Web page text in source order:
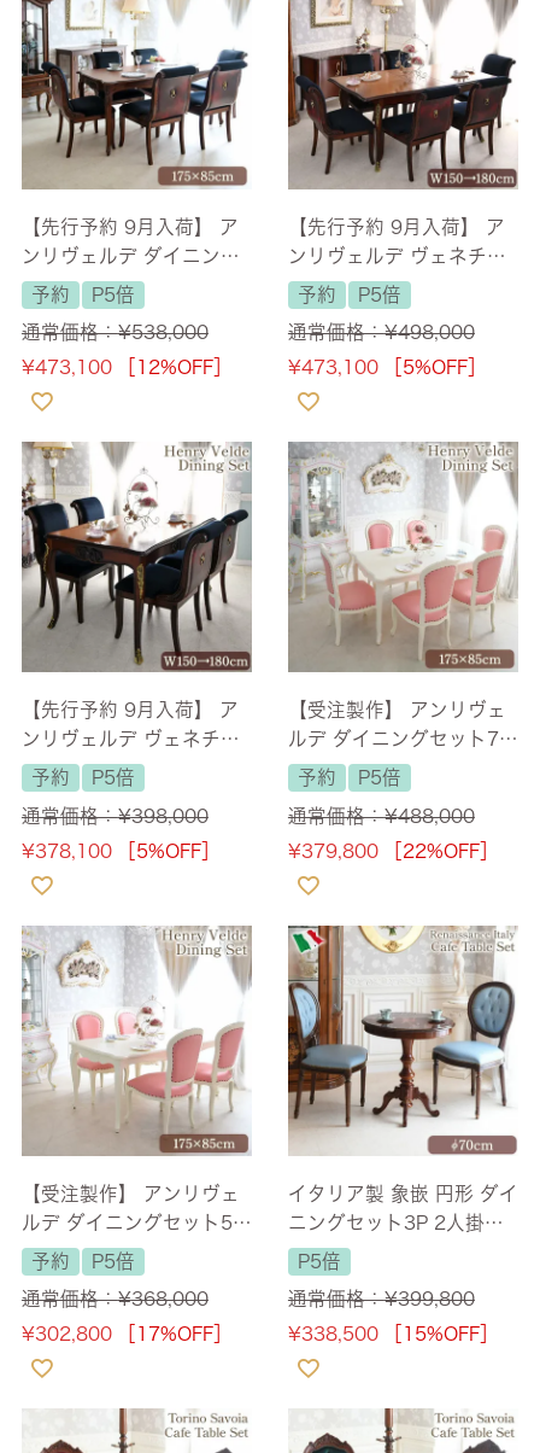
【先行予約 9月入荷】 ア
ンリヴェルデ ダイニング
セット7P 6人掛け ブラウ
ン ハンドルチェア 幅175
cm 【送料無料/設置サー
ビス付】
予約
P5倍
通常価格：¥538,000
¥473,100 ［12%OFF］
【先行予約 9月入荷】 ア
ンリヴェルデ ヴェネチア
ン 伸長式ダイニングセッ
ト ハンドルチェア 6人掛
け 幅150→180cm 【送料
無料/設置サービス付】
予約
P5倍
通常価格：¥498,000
¥473,100 ［5%OFF］
【先行予約 9月入荷】 ア
ンリヴェルデ ヴェネチア
ン 伸長式ダイニングセッ
ト ハンドルチェア 4人掛
け 幅150→180cm 【送料
無料/設置サービス付】
予約
P5倍
通常価格：¥398,000
¥378,100 ［5%OFF］
【受注製作】 アンリヴェ
ルデ ダイニングセット7P
6人掛け アイボリー ピン
ク 幅175cm 【送料無料/
設置サービス付】
予約
P5倍
通常価格：¥488,000
¥379,800 ［22%OFF］
【受注製作】 アンリヴェ
ルデ ダイニングセット5P
4人掛け アイボリー ピン
ク 幅175cm 【送料無料/
設置サービス付】
予約
P5倍
通常価格：¥368,000
¥302,800 ［17%OFF］
イタリア製 象嵌 円形 ダイ
ニングセット3P 2人掛け
本革ブルー 幅70cm 【送
料無料/設置サービス付】
P5倍
通常価格：¥399,800
¥338,500 ［15%OFF］